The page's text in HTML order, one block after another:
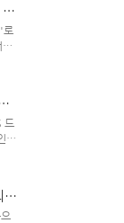
수
로
,
로
드